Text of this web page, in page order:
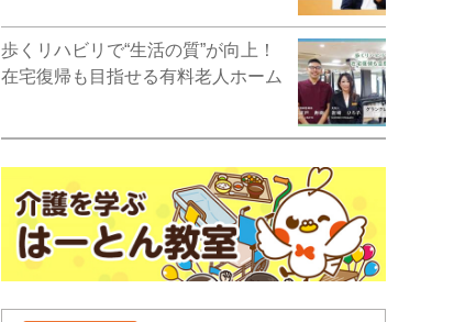
歩くリハビリで“生活の質”が向上！
在宅復帰も目指せる有料老人ホーム